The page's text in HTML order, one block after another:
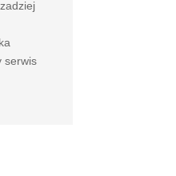
serwis